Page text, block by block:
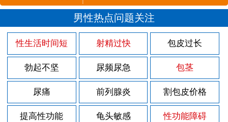
男性热点问题关注
性生活时间短 射精过快 包皮过长
勃起不坚 尿频尿急 包茎
尿痛 前列腺炎 割包皮价格
提高性功能 龟头敏感 性功能障碍